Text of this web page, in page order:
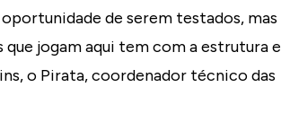
de serem testados, mas
jogam aqui tem com a estrutura e
o Pirata, coordenador técnico das